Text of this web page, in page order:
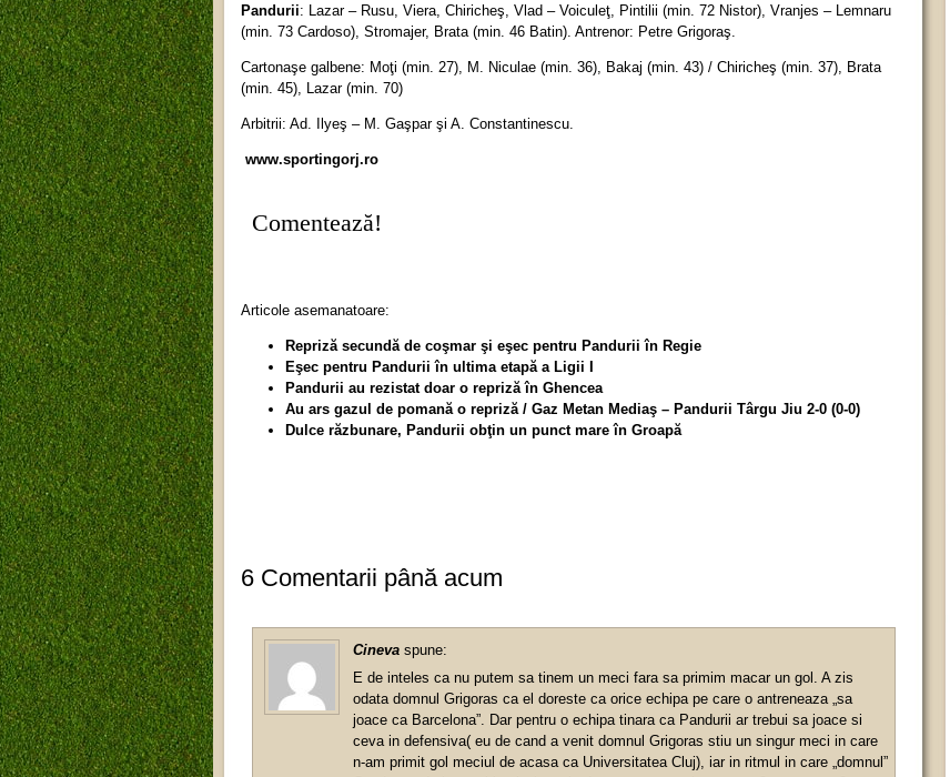
Pandurii: Lazar – Rusu, Viera, Chiricheş, Vlad – Voiculeţ, Pintilii (min. 72 Nistor), Vranjes – Lemnaru
(min. 73 Cardoso), Stromajer, Brata (min. 46 Batin). Antrenor: Petre Grigoraş.
Cartonaşe galbene: Moţi (min. 27), M. Niculae (min. 36), Bakaj (min. 43) / Chiricheş (min. 37), Brata
(min. 45), Lazar (min. 70)
Arbitrii: Ad. Ilyeş – M. Gaşpar şi A. Constantinescu.
www.sportingorj.ro
Comentează!
Articole asemanatoare:
Repriză secundă de coşmar şi eşec pentru Pandurii în Regie
Eşec pentru Pandurii în ultima etapă a Ligii I
Pandurii au rezistat doar o repriză în Ghencea
Au ars gazul de pomană o repriză / Gaz Metan Mediaş – Pandurii Târgu Jiu 2-0 (0-0)
Dulce răzbunare, Pandurii obţin un punct mare în Groapă
6 Comentarii până acum
Cineva spune:
E de inteles ca nu putem sa tinem un meci fara sa primim macar un gol. A zis
odata domnul Grigoras ca el doreste ca orice echipa pe care o antreneaza „sa
joace ca Barcelona”. Dar pentru o echipa tinara ca Pandurii ar trebui sa joace si
ceva in defensiva( eu de cand a venit domnul Grigoras stiu un singur meci in care
n-am primit gol meciul de acasa ca Universitatea Cluj), iar in ritmul in care „domnul”